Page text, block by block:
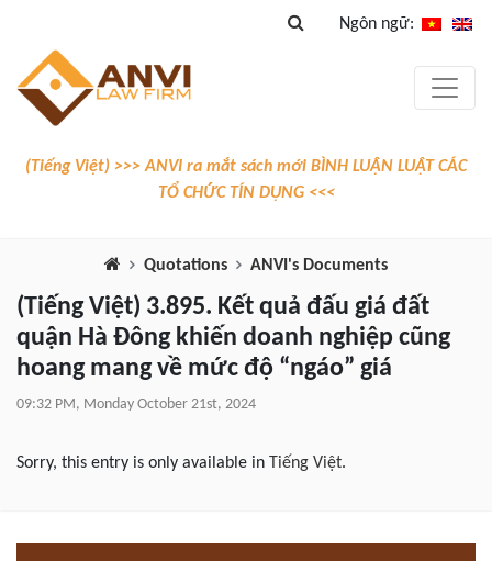
Ngôn ngữ:
(Tiếng Việt) >>> ANVI ra mắt sách mới BÌNH LUẬN LUẬT CÁC
TỔ CHỨC TÍN DỤNG <<<
Quotations ANVI's Documents
(Tiếng Việt) 3.895. Kết quả đấu giá đất
quận Hà Đông khiến doanh nghiệp cũng
hoang mang về mức độ “ngáo” giá
09:32 PM, Monday October 21st, 2024
Sorry, this entry is only available in Tiếng Việt.